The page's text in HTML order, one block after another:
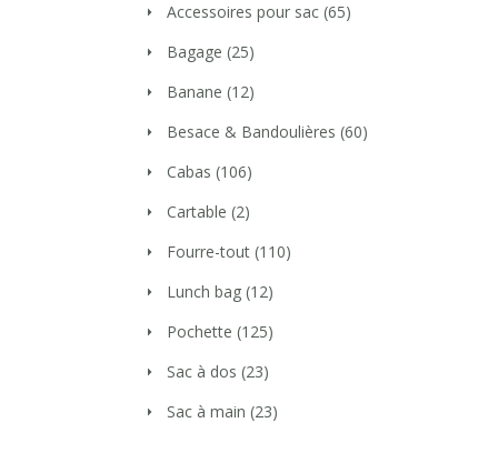
Accessoires pour sac (65)
Bagage (25)
Banane (12)
Besace & Bandoulières (60)
Cabas (106)
Cartable (2)
Fourre-tout (110)
Lunch bag (12)
Pochette (125)
Sac à dos (23)
Sac à main (23)